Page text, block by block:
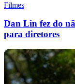
Filmes
Dan Lin fez do
para diretores